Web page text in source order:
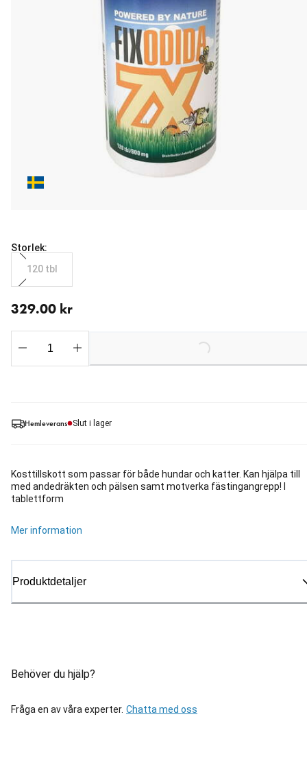
Hemleverans Slut i lager
Kosttillskott som passar för både hundar och katter. Kan hjälpa till
med andedräkten och pälsen samt motverka fästingangrepp! I
tablettform
Mer information
Produktdetaljer
Behöver du hjälp?
Fråga en av våra experter. Chatta med oss
Storlek:
120 tbl
329.00 kr
Loading...